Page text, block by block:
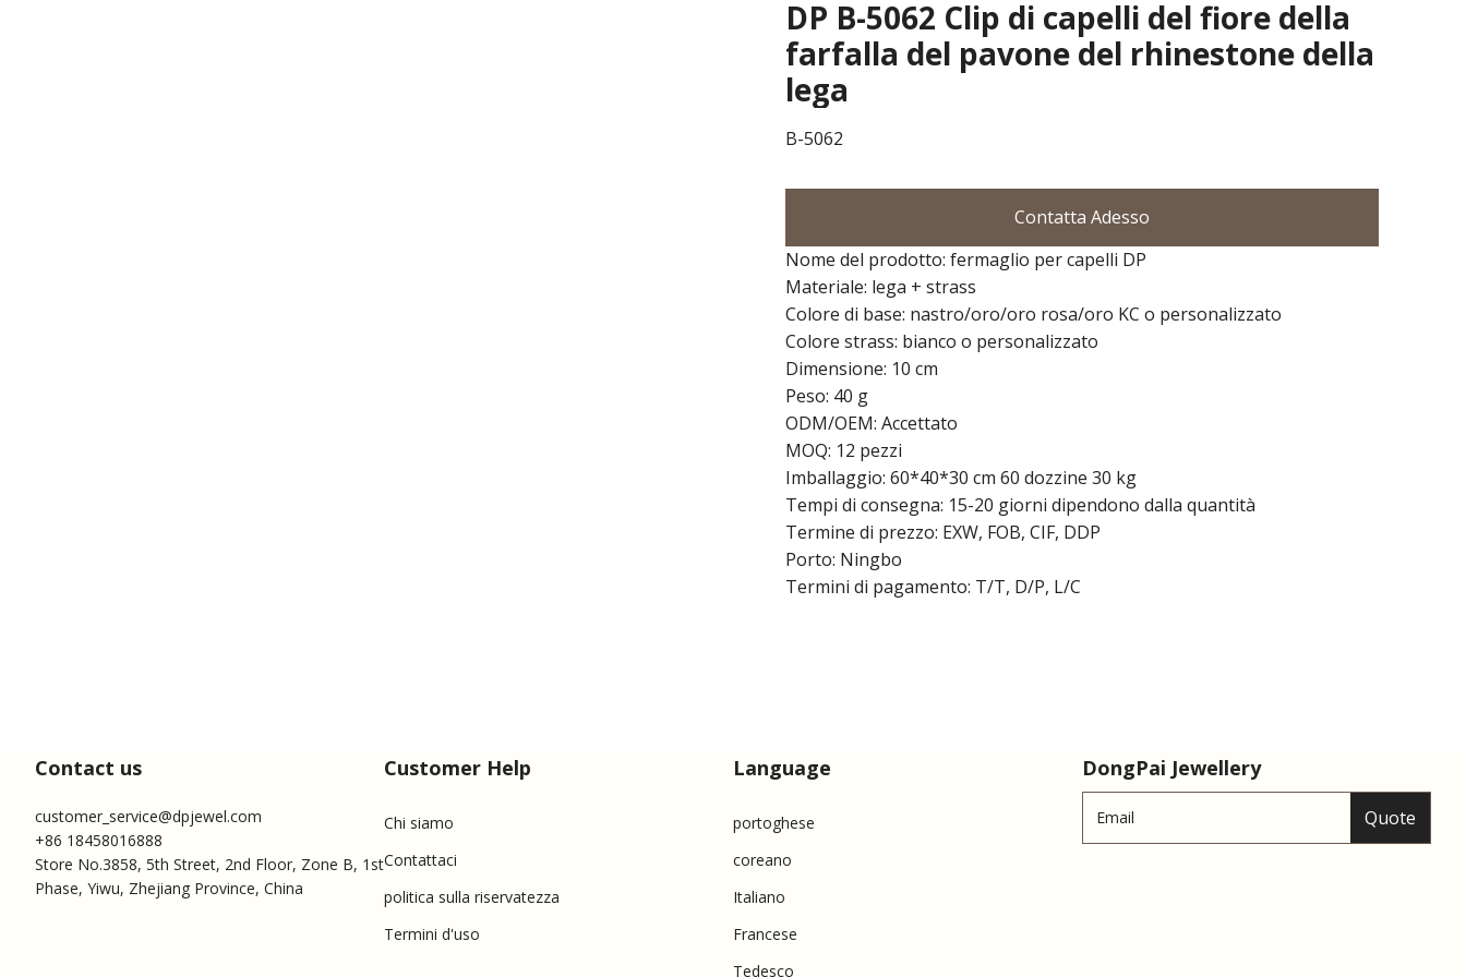
DP B-5062 Clip di capelli del fiore della
farfalla del pavone del rhinestone della
lega
B-5062
Contatta Adesso
Nome del prodotto: fermaglio per capelli DP
Materiale: lega + strass
Colore di base: nastro/oro/oro rosa/oro KC o personalizzato
Colore strass: bianco o personalizzato
Dimensione: 10 cm
Peso: 40 g
ODM/OEM: Accettato
MOQ: 12 pezzi
Imballaggio: 60*40*30 cm 60 dozzine 30 kg
Tempi di consegna: 15-20 giorni dipendono dalla quantità
Termine di prezzo: EXW, FOB, CIF, DDP
Porto: Ningbo
Termini di pagamento: T/T, D/P, L/C
Contact us
customer_service@dpjewel.com
+86 18458016888
Store No.3858, 5th Street, 2nd Floor, Zone B, 1st
Phase, Yiwu, Zhejiang Province, China
Customer Help
Chi siamo
Contattaci
politica sulla riservatezza
Termini d'uso
Language
portoghese
coreano
Italiano
Francese
Tedesco
DongPai Jewellery
Quote